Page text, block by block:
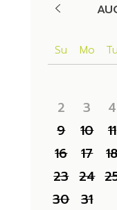
Su Mo Tu
2
3 4
9
10 11
16
17
23 24
30
31